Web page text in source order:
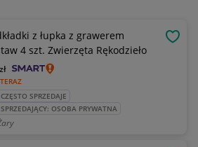
z łupka z grawerem
4 szt. Zwierzęta Rękodzieło
zł
CZĘSTO SPRZEDAJE
SPRZEDAJĄCY: OSOBA PRYWATNA